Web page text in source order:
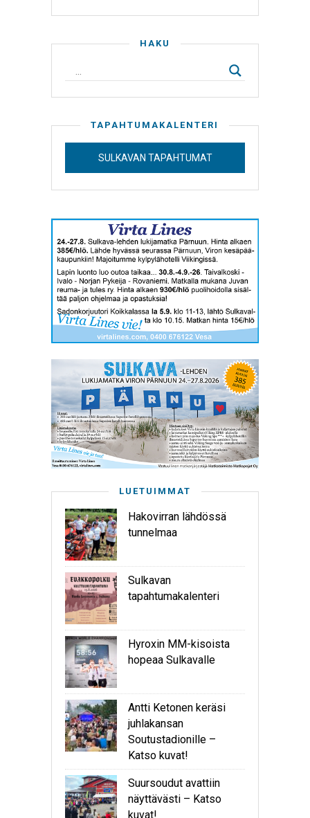
HAKU
TAPAHTUMAKALENTERI
SULKAVAN TAPAHTUMAT
LUETUIMMAT
Hakovirran lähdössä
tunnelmaa
Sulkavan
tapahtumakalenteri
Hyroxin MM-kisoista
hopeaa Sulkavalle
Antti Ketonen keräsi
juhlakansan
Soutustadionille –
Katso kuvat!
Suursoudut avattiin
näyttävästi – Katso
kuvat!